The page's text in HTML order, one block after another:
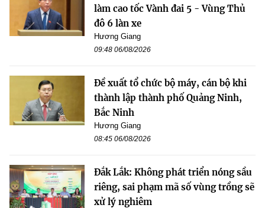
làm cao tốc Vành đai 5 - Vùng Thủ
đô 6 làn xe
Hương Giang
09:48 06/08/2026
Đề xuất tổ chức bộ máy, cán bộ khi
thành lập thành phố Quảng Ninh,
Bắc Ninh
Hương Giang
08:45 06/08/2026
Đắk Lắk: Không phát triển nóng sầu
riêng, sai phạm mã số vùng trồng sẽ
xử lý nghiêm